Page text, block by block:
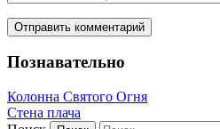
Познавательно
Колонна Святого Огня
Стена плача